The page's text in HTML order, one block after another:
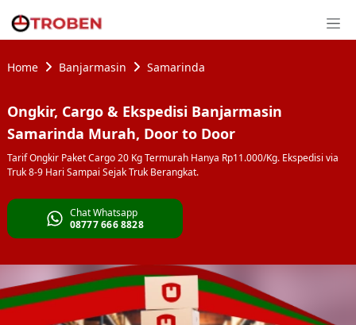
Home Banjarmasin Samarinda
Ongkir, Cargo & Ekspedisi Banjarmasin
Samarinda Murah, Door to Door
Tarif Ongkir Paket Cargo 20 Kg Termurah Hanya Rp11.000/Kg. Ekspedisi via
Truk 8-9 Hari Sampai Sejak Truk Berangkat.
Chat Whatsapp
08777 666 8828